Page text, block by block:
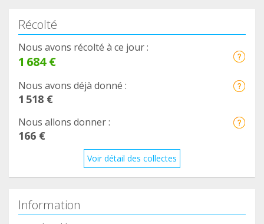
Récolté
Nous avons récolté à ce jour :
1 684 €
Nous avons déjà donné :
1 518 €
Nous allons donner :
166 €
Voir détail des collectes
Information